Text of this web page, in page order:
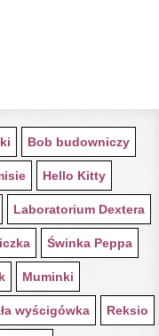
Bob budowniczy
Hello Kitty
Laboratorium Dextera
Świnka Peppa
Muminki
wyścigówka Reksio